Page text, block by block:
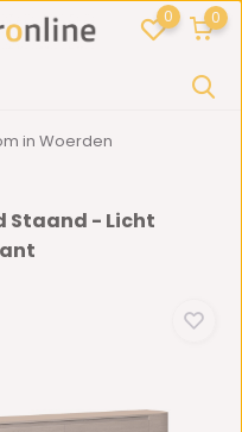
0 0
in Woerden
Staand - Licht